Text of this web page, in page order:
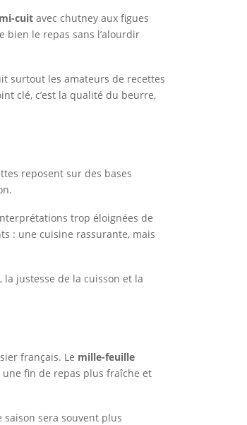
cuit avec chutney aux figues
bien le repas sans l’alourdir
surtout les amateurs de recettes
clé, c’est la qualité du beurre,
reposent sur des bases
trop éloignées de
: une cuisine rassurante, mais
justesse de la cuisson et la
français. Le mille-feuille
fin de repas plus fraîche et
sera souvent plus